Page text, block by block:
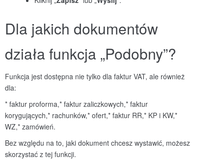
Dla jakich dokumentów
działa funkcja „Podobny”?
Funkcja jest dostępna nie tylko dla faktur VAT, ale również
dla:
* faktur proforma,* faktur zaliczkowych,* faktur
korygujących,* rachunków,* ofert,* faktur RR,* KP i KW,*
WZ,* zamówień.
Bez względu na to, jaki dokument chcesz wystawić, możesz
skorzystać z tej funkcji.